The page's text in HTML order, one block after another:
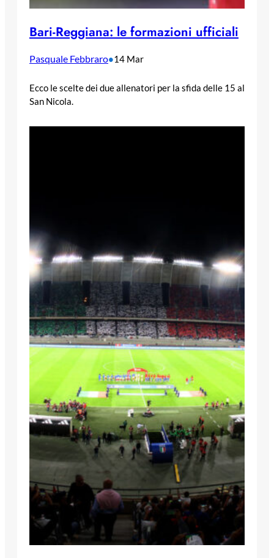
Bari-Reggiana: le formazioni ufficiali
Pasquale Febbraro•14 Mar
Ecco le scelte dei due allenatori per la sfida delle 15 al
San Nicola.